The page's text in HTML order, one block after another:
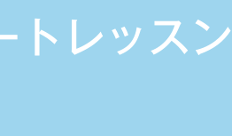
トレッスン